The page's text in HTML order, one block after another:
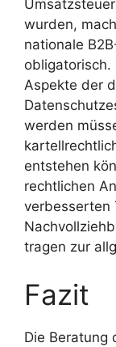
wurden,
nationale
obligatorisch.
Aspekte der
werden
entstehen
rechtlichen
verbesserten
tragen zur
Fazit
Die Beratung